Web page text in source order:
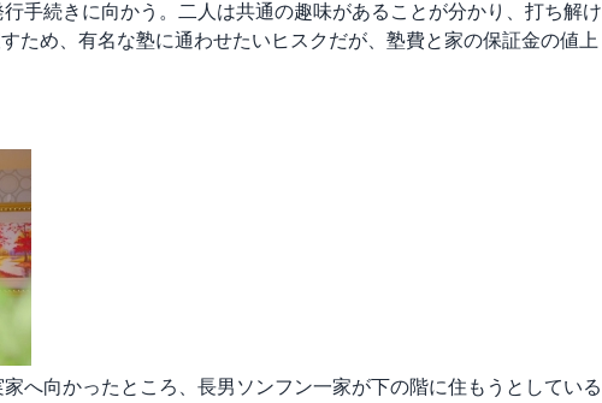
手続きに向かう。二人は共通の趣味があることが分かり、打ち解け
ため、有名な塾に通わせたいヒスクだが、塾費と家の保証金の値上
へ向かったところ、長男ソンフン一家が下の階に住もうとしている